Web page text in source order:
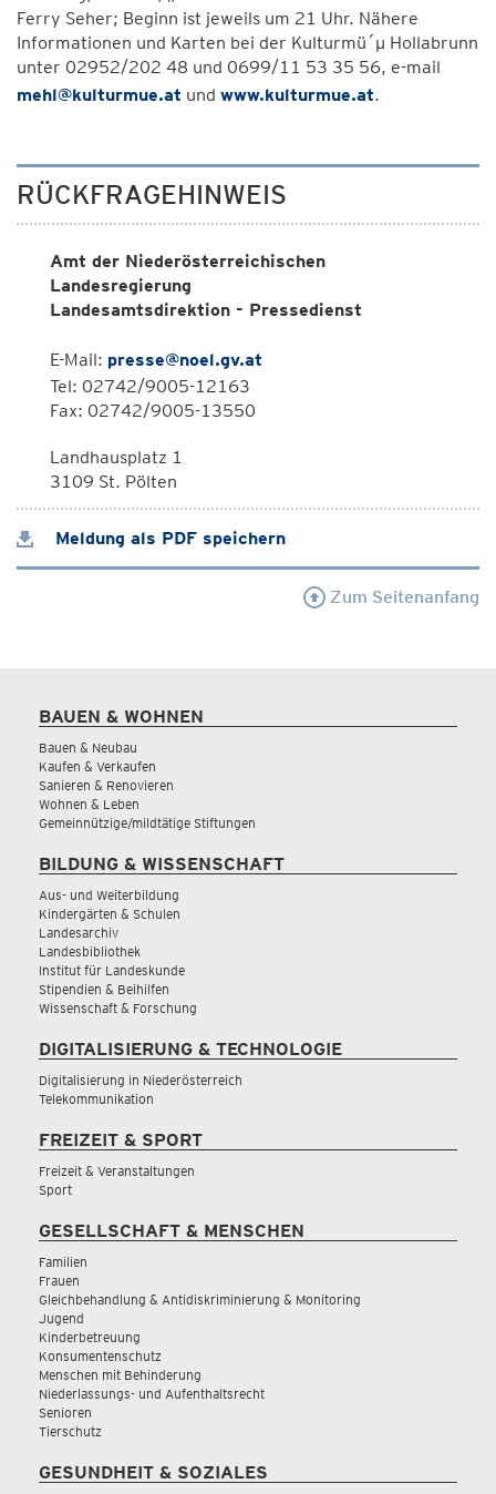
Ferry Seher; Beginn ist jeweils um 21 Uhr. Nähere
Informationen und Karten bei der Kulturmü´µ Hollabrunn
unter 02952/202 48 und 0699/11 53 35 56, e-mail
mehl@kulturmue.at und www.kulturmue.at.
RÜCKFRAGEHINWEIS
Amt der Niederösterreichischen
Landesregierung
Landesamtsdirektion - Pressedienst
E-Mail: presse@noel.gv.at
Tel: 02742/9005-12163
Fax: 02742/9005-13550
Landhausplatz 1
3109 St. Pölten
Meldung als PDF speichern
Zum Seitenanfang
BAUEN & WOHNEN
Bauen & Neubau
Kaufen & Verkaufen
Sanieren & Renovieren
Wohnen & Leben
Gemeinnützige/mildtätige Stiftungen
BILDUNG & WISSENSCHAFT
Aus- und Weiterbildung
Kindergärten & Schulen
Landesarchiv
Landesbibliothek
Institut für Landeskunde
Stipendien & Beihilfen
Wissenschaft & Forschung
DIGITALISIERUNG & TECHNOLOGIE
Digitalisierung in Niederösterreich
Telekommunikation
FREIZEIT & SPORT
Freizeit & Veranstaltungen
Sport
GESELLSCHAFT & MENSCHEN
Familien
Frauen
Gleichbehandlung & Antidiskriminierung & Monitoring
Jugend
Kinderbetreuung
Konsumentenschutz
Menschen mit Behinderung
Niederlassungs- und Aufenthaltsrecht
Senioren
Tierschutz
GESUNDHEIT & SOZIALES